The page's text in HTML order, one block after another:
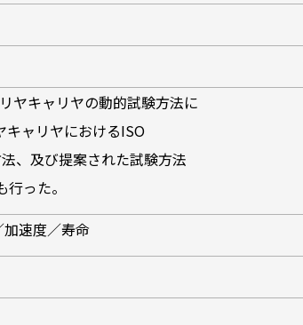
ヤキャリヤの動的試験方法に
キャリヤにおけるISO
、及び提案された試験方法
った。
速度／寿命